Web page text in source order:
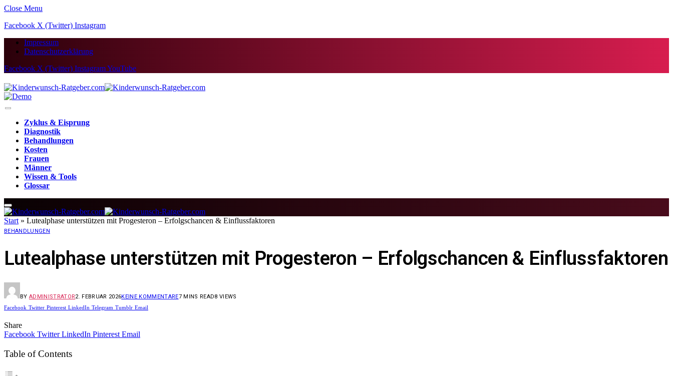
Close Menu
Facebook X (Twitter) Instagram
Impressum
Datenschutzerklärung
Facebook X (Twitter) InstagramYouTube
Zyklus & Eisprung
Diagnostik
Behandlungen
Kosten
Frauen
Männer
Wissen & Tools
Glossar
Start » Lutealphase unterstützen mit Progesteron – Erfolgschancen & Einflussfaktoren
BEHANDLUNGEN
Lutealphase unterstützen mit Progesteron – Erfolgschancen & Einflussfaktoren
BY ADMINISTRATOR2. FEBRUAR 2026KEINE KOMMENTARE7 MINS READ8 VIEWS
Facebook Twitter Pinterest LinkedIn Telegram Tumblr Email
Share
Facebook Twitter LinkedIn Pinterest Email
Table of Contents